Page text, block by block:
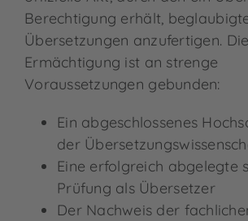
Berechtigung erhält,
Übersetzungen anzufertigen.
Ermächtigung ist an strenge
Voraussetzungen gebunden:
Ein abgeschlossenes
der
Eine erfolgreich abgelegte
Prüfung als Übersetzer
Der Nachweis der